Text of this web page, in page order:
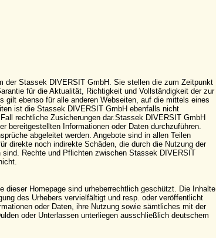
der Stassek DIVERSIT GmbH. Sie stellen die zum Zeitpunkt
für die Aktualität, Richtigkeit und Vollständigkeit der zur
gilt ebenso für alle anderen Webseiten, auf die mittels eines
ist die Stassek DIVERSIT GmbH ebenfalls nicht
rechtliche Zusicherungen dar.Stassek DIVERSIT GmbH
bereitgestellten Informationen oder Daten durchzuführen.
abgeleitet werden. Angebote sind in allen Teilen
direkte noch indirekte Schäden, die durch die Nutzung der
Rechte und Pflichten zwischen Stassek DIVERSIT
Homepage sind urheberrechtlich geschützt. Die Inhalte
des Urhebers vervielfältigt und resp. oder veröffentlicht
oder Daten, ihre Nutzung sowie sämtliches mit der
oder Unterlassen unterliegen ausschließlich deutschem